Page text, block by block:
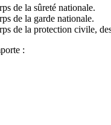
de la sûreté nationale.
de la garde nationale.
de la protection civile,
: